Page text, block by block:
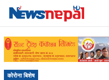
कोरोना बिशेष